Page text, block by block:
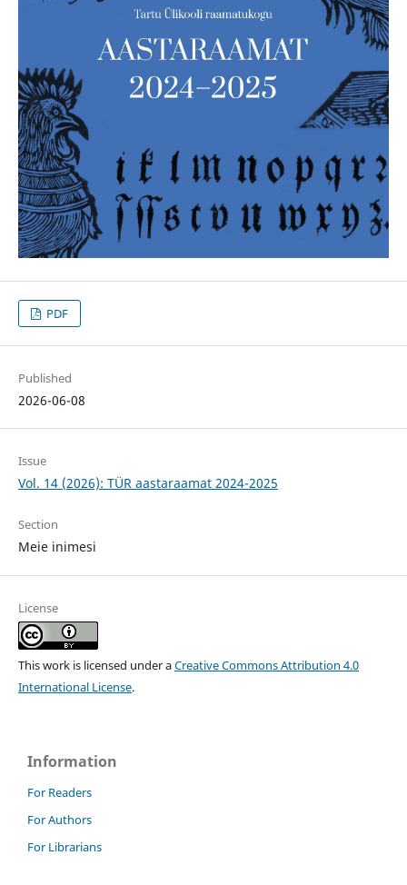
PDF
Published
2026-06-08
Issue
Vol. 14 (2026): TÜR aastaraamat 2024-2025
Section
Meie inimesi
License
This work is licensed under aCreative Commons Attribution 4.0
International License.
Information
For Readers
For Authors
For Librarians